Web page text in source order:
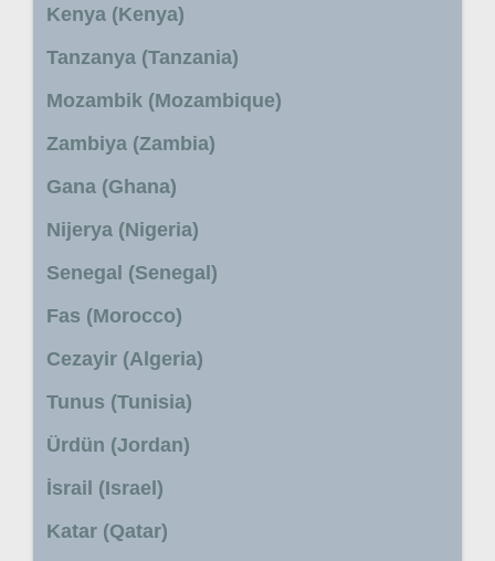
Kenya (Kenya)
Tanzanya (Tanzania)
Mozambik (Mozambique)
Zambiya (Zambia)
Gana (Ghana)
Nijerya (Nigeria)
Senegal (Senegal)
Fas (Morocco)
Cezayir (Algeria)
Tunus (Tunisia)
Ürdün (Jordan)
İsrail (Israel)
Katar (Qatar)